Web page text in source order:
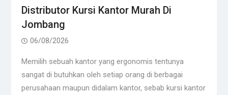
Distributor Kursi Kantor Murah Di
Jombang
06/08/2026
Memilih sebuah kantor yang ergonomis tentunya
sangat di butuhkan oleh setiap orang di berbagai
perusahaan maupun didalam kantor, sebab kursi kantor